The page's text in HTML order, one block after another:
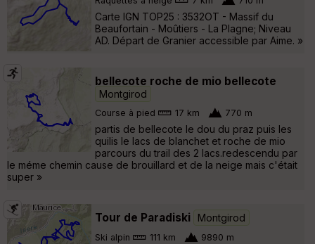
Carte IGN TOP25 : 3532OT - Massif du
Beaufortain - Moûtiers - La Plagne; Niveau
AD. Départ de Granier accessible par Aime. »
bellecote roche de mio bellecote
Montgirod
Course à pied 17 km 770 m
partis de bellecote le dou du praz puis les
quilis le lacs de blanchet et roche de mio
parcours du trail des 2 lacs.redescendu par
le méme chemin cause de brouillard et de la neige mais c'était
super »
Tour de Paradiski Montgirod
Ski alpin 111 km 9890 m